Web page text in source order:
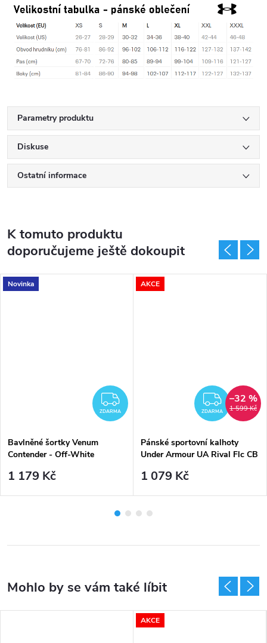
Parametry produktu
Diskuse
Ostatní informace
K tomuto produktu
doporučujeme ještě dokoupit
Novinka
ZDARMA
ZDARMA
Bavlněné šortky Venum
Contender - Off-White
1 179 Kč
AKCE
ZDARMA 1 599 Kč
–32 %
Pánské sportovní kalhoty
Under Armour UA Rival Flc CB
1 079 Kč
AKCE